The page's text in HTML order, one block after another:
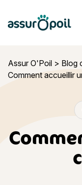
Assur O'Poil
Assur O'Poil > Blog
Comment accueillir